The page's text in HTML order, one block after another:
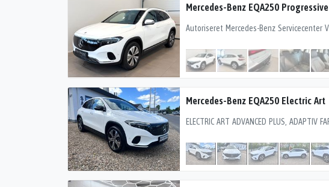
Mercedes-Benz EQA250 Progressive
Mercedes-Benz EQA250 Electric Art